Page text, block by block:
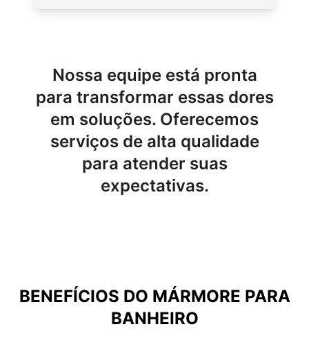
Nossa equipe está pronta
para transformar essas dores
em soluções. Oferecemos
serviços de alta qualidade
para atender suas
expectativas.
BENEFÍCIOS DO MÁRMORE PARA
BANHEIRO